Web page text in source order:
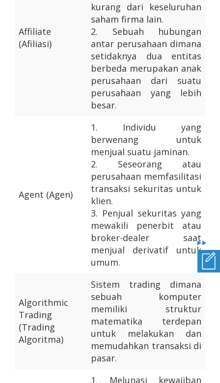
Affiliate
(Afiliasi)
kurang dari keseluruhan
saham firma lain.
2. Sebuah hubungan
antar perusahaan dimana
setidaknya dua entitas
berbeda merupakan anak
perusahaan dari suatu
perusahaan yang lebih
besar.
Agent (Agen)
1. Individu yang
berwenang untuk
menjual suatu jaminan.
2. Seseorang atau
perusahaan memfasilitasi
transaksi sekuritas untuk
klien.
3. Penjual sekuritas yang
mewakili penerbit atau
broker-dealer saat
menjual derivatif untuk
umum.
Algorithmic
Trading
(Trading
Algoritma)
Sistem trading dimana
sebuah komputer
memiliki struktur
matematika terdepan
untuk melakukan dan
memudahkan transaksi di
pasar.
1. Melunasi kewajiban